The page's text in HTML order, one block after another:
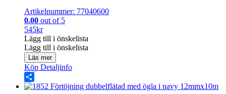
Artikelnummer: 77040600
0.00 out of 5
545kr
Lägg till i önskelista
Lägg till i önskelista
Läs mer
Köp Detaljinfo
Share